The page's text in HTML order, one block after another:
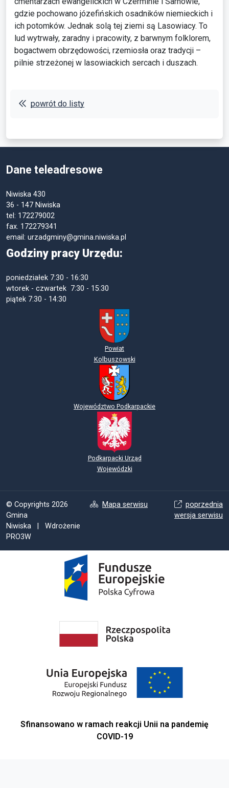
gdzie pochowano józefińskich osadników niemieckich i
ich potomków. Jednak solą tej ziemi są Lasowiacy. To
lud wytrwały, zaradny i pracowity, z barwnym folklorem,
bogactwem obrzędowości, rzemiosła oraz tradycji –
pilnie strzeżonej w lasowiackich sercach i duszach.
powrót do listy
Dane teleadresowe
Niwiska 430
36 - 147 Niwiska
tel: 172279002
fax. 172279341
email: urzadgminy@gmina.niwiska.pl
Godziny pracy Urzędu:
poniedziałek 7:30 - 16:30
wtorek - czwartek 7:30 - 15:30
piątek 7:30 - 14:30
Powiat
Kolbuszowski
Województwo Podkarpackie
Podkarpacki Urząd
Wojewódzki
© Copyrights 2026
Gmina
Niwiska | Wdrożenie
PRO3W
Mapa serwisu
poprzednia
wersja serwisu
Sfinansowano w ramach reakcji Unii na pandemię
COVID-19